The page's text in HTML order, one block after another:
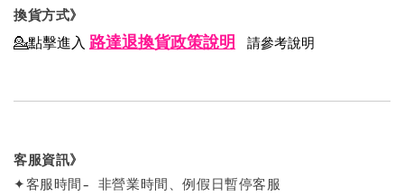
換貨方式》
💁點擊進入 路達退換貨政策說明 請參考說明
客服資訊》
✦客服時間- 非營業時間、例假日暫停客服